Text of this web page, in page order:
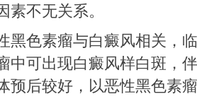
素不无关系。
黑色素瘤与白癜风相关，
中可出现白癜风样白斑，
预后较好，以恶性黑色素